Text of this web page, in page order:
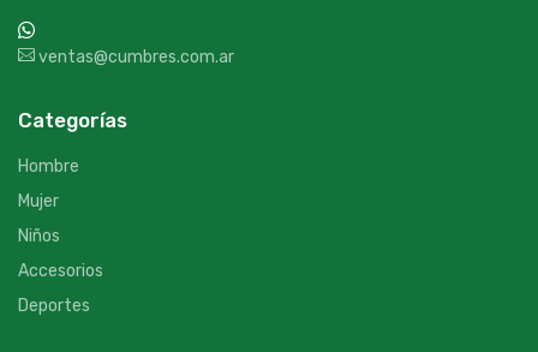
ventas@cumbres.com.ar
Categorías
Hombre
Mujer
Niños
Accesorios
Deportes